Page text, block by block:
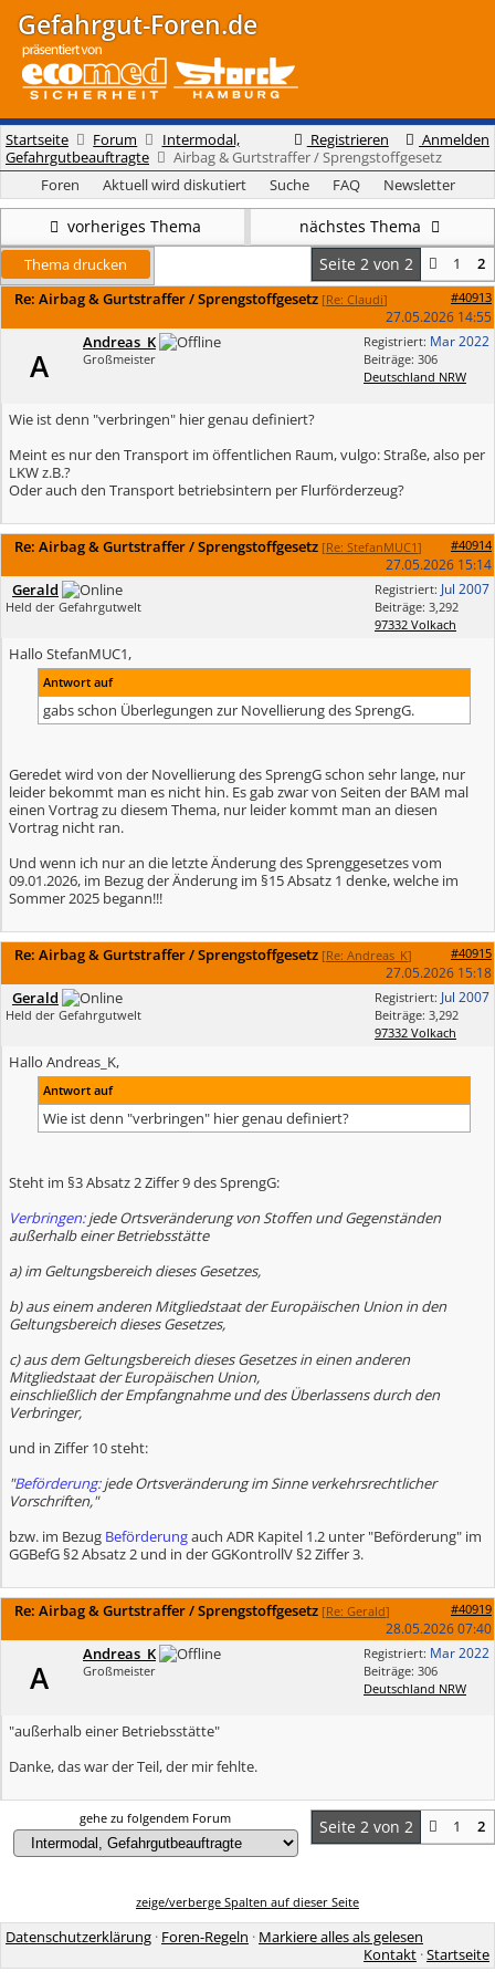
Gefahrgut-Foren.de
Registrieren Anmelden
Startseite Forum
Intermodal,
Gefahrgutbeauftragte
Airbag & Gurtstraffer / Sprengstoffgesetz
Foren
Aktuell wird diskutiert Suche FAQ Newsletter
vorheriges Thema nächstes Thema
Thema drucken Seite 2 von 2 1
2
Re: Airbag & Gurtstraffer / Sprengstoffgesetz [Re: Claudi] #40913
27.05.2026 14:55
Registriert: Mar 2022
Beiträge: 306
Deutschland NRW
A
Andreas_K
Großmeister
Wie ist denn "verbringen" hier genau definiert?
Meint es nur den Transport im öffentlichen Raum, vulgo: Straße, also per
LKW z.B.?
Oder auch den Transport betriebsintern per Flurförderzeug?
Re: Airbag & Gurtstraffer / Sprengstoffgesetz [Re: StefanMUC1] #40914
27.05.2026 15:14
Registriert: Jul 2007
Beiträge: 3,292
97332 Volkach
Gerald
Held der Gefahrgutwelt
Hallo StefanMUC1,
Antwort auf
gabs schon Überlegungen zur Novellierung des SprengG.
Geredet wird von der Novellierung des SprengG schon sehr lange, nur
leider bekommt man es nicht hin. Es gab zwar von Seiten der BAM mal
einen Vortrag zu diesem Thema, nur leider kommt man an diesen
Vortrag nicht ran.
Und wenn ich nur an die letzte Änderung des Sprenggesetzes vom
09.01.2026, im Bezug der Änderung im §15 Absatz 1 denke, welche im
Sommer 2025 begann!!!
Re: Airbag & Gurtstraffer / Sprengstoffgesetz [Re: Andreas_K] #40915
27.05.2026 15:18
Registriert: Jul 2007
Beiträge: 3,292
97332 Volkach
Gerald
Held der Gefahrgutwelt
Hallo Andreas_K,
Antwort auf
Wie ist denn "verbringen" hier genau definiert?
Steht im §3 Absatz 2 Ziffer 9 des SprengG:
Verbringen:jede Ortsveränderung von Stoffen und Gegenständen
außerhalb einer Betriebsstätte
a) im Geltungsbereich dieses Gesetzes,
b) aus einem anderen Mitgliedstaat der Europäischen Union in den
Geltungsbereich dieses Gesetzes,
c) aus dem Geltungsbereich dieses Gesetzes in einen anderen
Mitgliedstaat der Europäischen Union,
einschließlich der Empfangnahme und des Überlassens durch den
Verbringer,
und in Ziffer 10 steht:
"Beförderung:jede Ortsveränderung im Sinne verkehrsrechtlicher
Vorschriften,"
bzw. im Bezug Beförderungauch ADR Kapitel 1.2 unter "Beförderung" im
GGBefG §2 Absatz 2 und in der GGKontrollV §2 Ziffer 3.
Re: Airbag & Gurtstraffer / Sprengstoffgesetz [Re: Gerald] #40919
28.05.202607:40
Registriert: Mar 2022
Beiträge: 306
Deutschland NRW
A
Andreas_K
Großmeister
"außerhalb einer Betriebsstätte"
Danke, das war der Teil, der mir fehlte.
Seite 2 von 2 1 2
gehe zu folgendem Forum
zeige/verberge Spalten auf dieser Seite
Datenschutzerklärung · Foren-Regeln · Markiere alles als gelesen
Kontakt ·Startseite